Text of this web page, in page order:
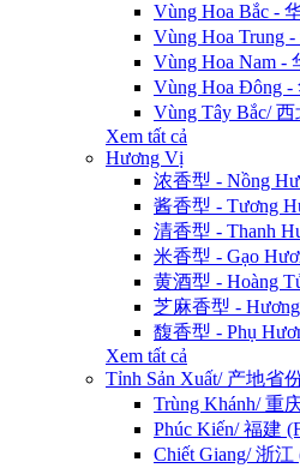
Vùng Hoa Bắc -
Vùng Hoa Trung
Vùng Hoa Nam -
Vùng Hoa Đông -
Vùng Tây Bắc/
Xem tất cả
Hương Vị
浓香型 - Nồng
酱香型 - Tương
清香型 - Thanh
米香型 - Gạo
黄酒型 - Hoàng
芝麻香型 - Hương
馥香型 - Phụ
Xem tất cả
Tỉnh Sản Xuất/ 产地省
Trùng Khánh/ 重
Phúc Kiến/ 福建
Chiết Giang/ 浙江